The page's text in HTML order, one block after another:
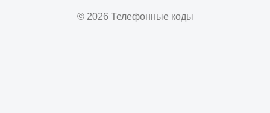
© 2026 Телефонные коды